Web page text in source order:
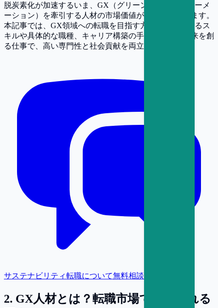
脱炭素化が加速するいま、GX（グリーントランスフォーメ
ーション）を牽引する人材の市場価値が急上昇しています。
本記事では、GX領域への転職を目指す方へ、求められるス
キルや具体的な職種、キャリア構築の手順を解説。未来を創
る仕事で、高い専門性と社会貢献を両立しませんか？
サステナビリティ転職について無料相談
2. GX人材とは？転職市場で注目される